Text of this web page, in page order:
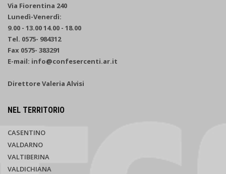
Via Fiorentina 240
Lunedì-Venerdì:
9.00 - 13.00 14.00 - 18.00
Tel. 0575- 984312
Fax 0575- 383291
E-mail: info@confesercenti.ar.it
Direttore Valeria Alvisi
NEL TERRITORIO
CASENTINO
VALDARNO
VALTIBERINA
VALDICHIANA